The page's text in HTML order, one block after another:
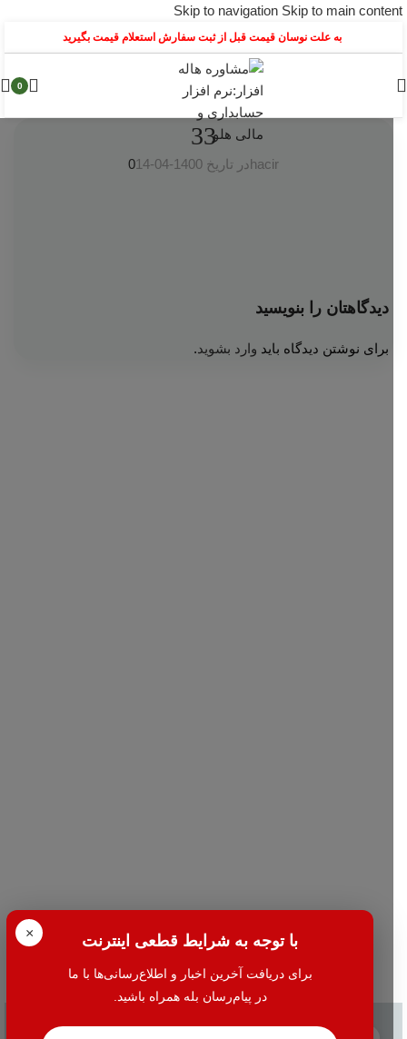
Skip to navigation Skip to main content
به علت نوسان قیمت قبل از ثبت سفارش استعلام قیمت بگیرید
0
× با توجه به شرایط قطعی اینترنت
برای دریافت آخرین اخبار و اطلاع‌رسانی‌ها با ما
در پیام‌رسان بله همراه باشید.
33
hacirدر تاریخ 1400-04-14 0
دیدگاهتان را بنویسید
برای نوشتن دیدگاه باید وارد بشوید .